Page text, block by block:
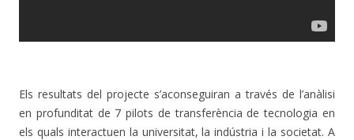
Els resultats del projecte s’aconseguiran a través de l’anàlisi
en profunditat de 7 pilots de transferència de tecnologia en
els quals interactuen la universitat, la indústria i la societat. A